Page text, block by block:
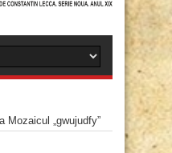
Mozaicul „gwujudfy”